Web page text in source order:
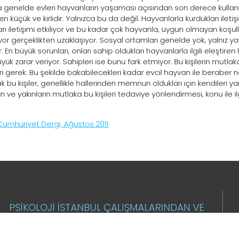
evleri hayvanların yaşaması açısından son derece
küçük ve kirlidir. Yalnızca bu da değil. Hayvanlarla kurdukları
iletişimi etkiliyor ve bu kadar çok hayvanla, uygun olmayan
gerçeklikten uzaklaşıyor. Sosyal ortamları genelde yok, yalnız
En büyük sorunları, onları sahip oldukları hayvanlarla ilgili
zarar veriyor. Sahipleri ise bunu fark etmiyor. Bu kişilerin
Bu şekilde bakabilecekleri kadar evcil hayvan ile beraber
bu kişiler, genellikle hallerinden memnun oldukları için kendileri
ve yakınların mutlaka bu kişileri tedaviye yönlendirmesi, konu ile
Dergi, Ağustos 2011
PSİKOLOJİ İSTANBUL ÇALIŞMALARINDAN VE